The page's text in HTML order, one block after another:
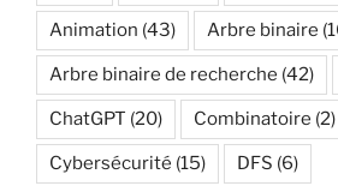
Animation (43) Arbre binaire
Arbre binaire de recherche (42)
ChatGPT (20) Combinatoire (2)
Cybersécurité (15) DFS (6)